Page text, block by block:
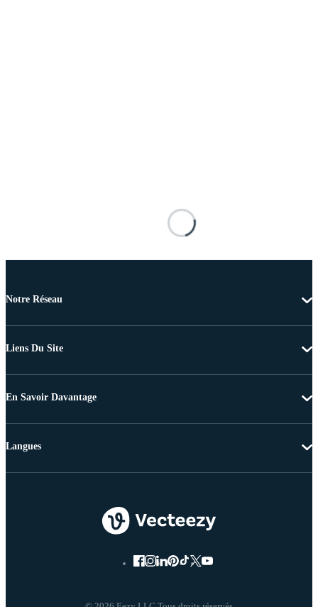
Notre Réseau
Liens Du Site
En Savoir Davantage
Langues